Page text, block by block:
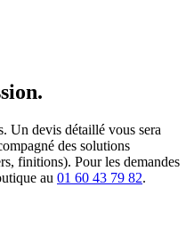
Un devis détaillé vous sera
des solutions
finitions). Pour les demandes
au 01 60 43 79 82.